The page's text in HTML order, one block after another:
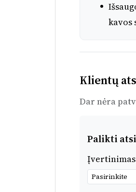
kavos
Klientų
Dar nėra
Palikti